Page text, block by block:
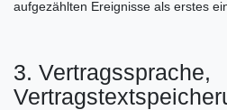
aufgezählten Ereignisse als erstes
3. Vertragssprache,